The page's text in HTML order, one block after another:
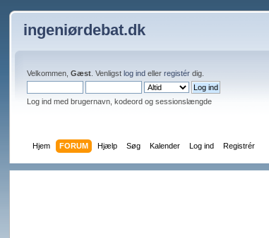
ingeniørdebat.dk
Velkommen,Gæst . Venligstlog ind ellerregistér dig.
Log ind med brugernavn, kodeord og sessionslængde
Hjem FORUM Hjælp Søg Kalender Log ind Registrér